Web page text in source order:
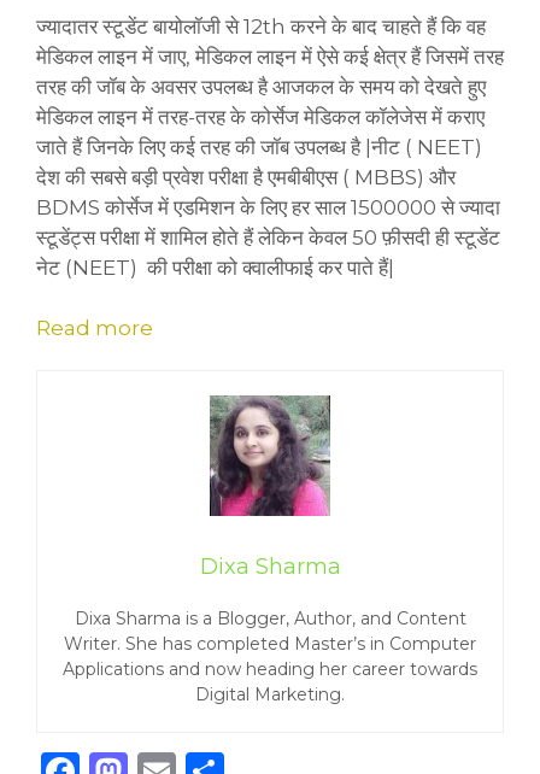
ज्यादातर स्टूडेंट बायोलॉजी से 12th करने के बाद चाहते हैं कि वह
मेडिकल लाइन में जाए, मेडिकल लाइन में ऐसे कई क्षेत्र हैं जिसमें तरह
तरह की जॉब के अवसर उपलब्ध है आजकल के समय को देखते हुए
मेडिकल लाइन में तरह-तरह के कोर्सेज मेडिकल कॉलेजेस में कराए
जाते हैं जिनके लिए कई तरह की जॉब उपलब्ध है |नीट ( NEET)
देश की सबसे बड़ी प्रवेश परीक्षा है एमबीबीएस ( MBBS) और
BDMS कोर्सेज में एडमिशन के लिए हर साल 1500000 से ज्यादा
स्टूडेंट्स परीक्षा में शामिल होते हैं लेकिन केवल 50 फ़ीसदी ही स्टूडेंट
नेट (NEET) की परीक्षा को क्वालीफाई कर पाते हैं|
Read more
Dixa Sharma
Dixa Sharma is a Blogger, Author, and Content
Writer. She has completed Master’s in Computer
Applications and now heading her career towards
Digital Marketing.